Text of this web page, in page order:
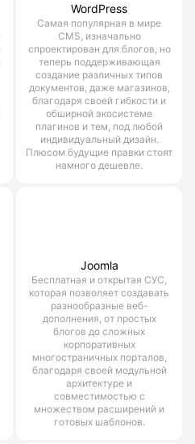
WordPress
Самая популярная в мире
CMS, изначально
спроектирован для блогов, но
теперь поддерживающая
создание различных типов
документов, даже магазинов,
благодаря своей гибкости и
обширной экосистеме
плагинов и тем, под любой
индивидуальный дизайн.
Плюсом будущие правки стоят
намного дешевле.
Joomla
Бесплатная и открытая СУС,
которая позволяет создавать
разнообразные веб-
дополнения, от простых
блогов до сложных
корпоративных
многостраничных порталов,
благодаря своей модульной
архитектуре и
совместимостью с
множеством расширений и
готовых шаблонов.